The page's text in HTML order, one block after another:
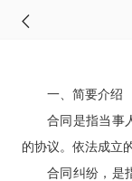
一、简要介绍
合同是指当事
的协议。依法成立
合同纠纷，是